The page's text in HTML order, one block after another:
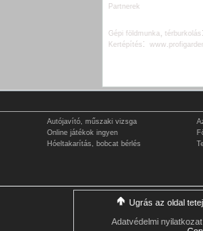
Partnerek
Gépi földmunka térburkolás :
Kertépítés :
Autójavító, műszaki vizsga
Online játékok ingyen
Hóeltakarítás, bobcat bérlés
Ugrás az oldal
Adatvédelmi nyilatkozat